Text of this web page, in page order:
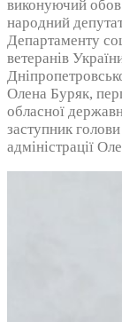
виконуючий
народний
Департаменту
ветеранів
Олена Буряк,
обласної
заступник
адміністрації